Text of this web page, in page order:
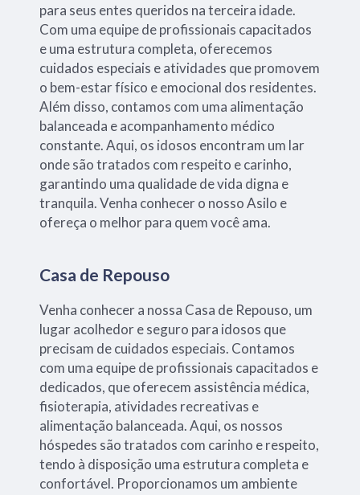
para seus entes queridos na terceira idade.
Com uma equipe de profissionais capacitados
e uma estrutura completa, oferecemos
cuidados especiais e atividades que promovem
o bem-estar físico e emocional dos residentes.
Além disso, contamos com uma alimentação
balanceada e acompanhamento médico
constante. Aqui, os idosos encontram um lar
onde são tratados com respeito e carinho,
garantindo uma qualidade de vida digna e
tranquila. Venha conhecer o nosso Asilo e
ofereça o melhor para quem você ama.
Casa de Repouso
Venha conhecer a nossa Casa de Repouso, um
lugar acolhedor e seguro para idosos que
precisam de cuidados especiais. Contamos
com uma equipe de profissionais capacitados e
dedicados, que oferecem assistência médica,
fisioterapia, atividades recreativas e
alimentação balanceada. Aqui, os nossos
hóspedes são tratados com carinho e respeito,
tendo à disposição uma estrutura completa e
confortável. Proporcionamos um ambiente